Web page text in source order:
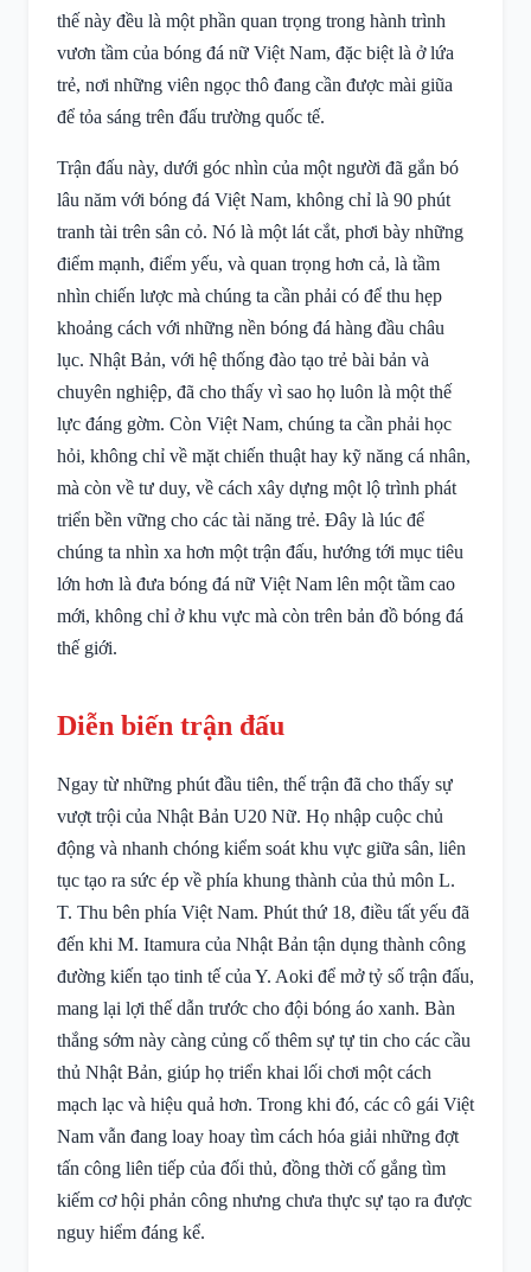
thế này đều là một phần quan trọng trong hành trình
vươn tầm của bóng đá nữ Việt Nam, đặc biệt là ở lứa
trẻ, nơi những viên ngọc thô đang cần được mài giũa
để tỏa sáng trên đấu trường quốc tế.
Trận đấu này, dưới góc nhìn của một người đã gắn bó
lâu năm với bóng đá Việt Nam, không chỉ là 90 phút
tranh tài trên sân cỏ. Nó là một lát cắt, phơi bày những
điểm mạnh, điểm yếu, và quan trọng hơn cả, là tầm
nhìn chiến lược mà chúng ta cần phải có để thu hẹp
khoảng cách với những nền bóng đá hàng đầu châu
lục. Nhật Bản, với hệ thống đào tạo trẻ bài bản và
chuyên nghiệp, đã cho thấy vì sao họ luôn là một thế
lực đáng gờm. Còn Việt Nam, chúng ta cần phải học
hỏi, không chỉ về mặt chiến thuật hay kỹ năng cá nhân,
mà còn về tư duy, về cách xây dựng một lộ trình phát
triển bền vững cho các tài năng trẻ. Đây là lúc để
chúng ta nhìn xa hơn một trận đấu, hướng tới mục tiêu
lớn hơn là đưa bóng đá nữ Việt Nam lên một tầm cao
mới, không chỉ ở khu vực mà còn trên bản đồ bóng đá
thế giới.
Diễn biến trận đấu
Ngay từ những phút đầu tiên, thế trận đã cho thấy sự
vượt trội của Nhật Bản U20 Nữ. Họ nhập cuộc chủ
động và nhanh chóng kiểm soát khu vực giữa sân, liên
tục tạo ra sức ép về phía khung thành của thủ môn L.
T. Thu bên phía Việt Nam. Phút thứ 18, điều tất yếu đã
đến khi M. Itamura của Nhật Bản tận dụng thành công
đường kiến tạo tinh tế của Y. Aoki để mở tỷ số trận đấu,
mang lại lợi thế dẫn trước cho đội bóng áo xanh. Bàn
thắng sớm này càng củng cố thêm sự tự tin cho các cầu
thủ Nhật Bản, giúp họ triển khai lối chơi một cách
mạch lạc và hiệu quả hơn. Trong khi đó, các cô gái Việt
Nam vẫn đang loay hoay tìm cách hóa giải những đợt
tấn công liên tiếp của đối thủ, đồng thời cố gắng tìm
kiếm cơ hội phản công nhưng chưa thực sự tạo ra được
nguy hiểm đáng kể.